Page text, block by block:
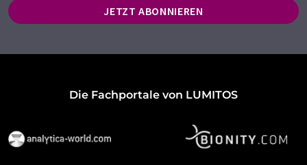
JETZT ABONNIEREN
Die Fachportale von LUMITOS